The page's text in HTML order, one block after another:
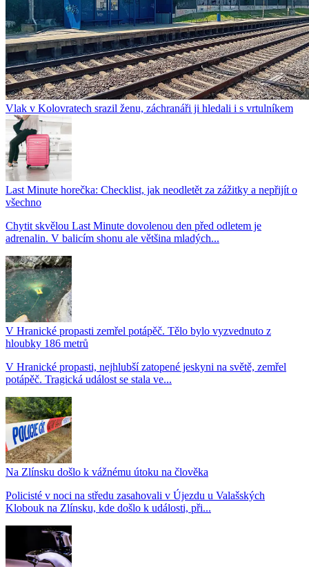
Vlak v Kolovratech srazil ženu, záchranáři ji hledali i s vrtulníkem
Last Minute horečka: Checklist, jak neodletět za zážitky a nepřijít o
všechno
Chytit skvělou Last Minute dovolenou den před odletem je
adrenalin. V balicím shonu ale většina mladých...
V Hranické propasti zemřel potápěč. Tělo bylo vyzvednuto z
hloubky 186 metrů
V Hranické propasti, nejhlubší zatopené jeskyni na světě, zemřel
potápěč. Tragická událost se stala ve...
Na Zlínsku došlo k vážnému útoku na člověka
Policisté v noci na středu zasahovali v Újezdu u Valašských
Klobouk na Zlínsku, kde došlo k události, při...